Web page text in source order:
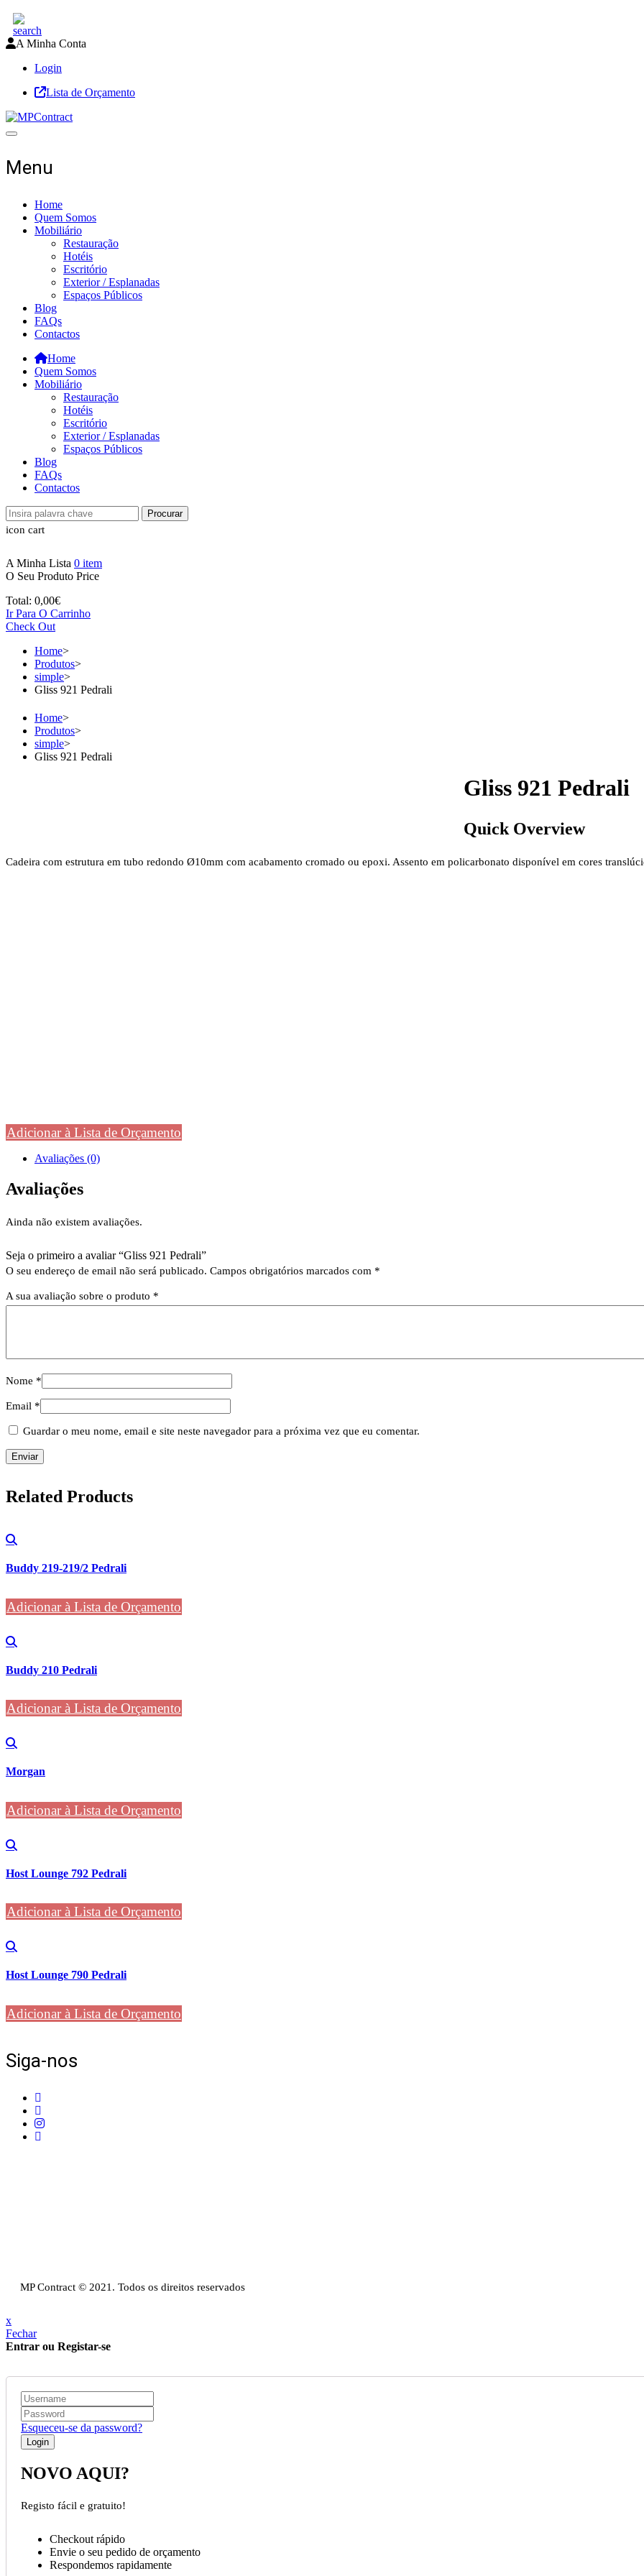
A Minha Conta
Login
Lista de Orçamento
Toggle navigation
Menu
Home
Quem Somos
Mobiliário
Restauração
Hotéis
Escritório
Exterior / Esplanadas
Espaços Públicos
Blog
FAQs
Contactos
Home
Quem Somos
Mobiliário
Restauração
Hotéis
Escritório
Exterior / Esplanadas
Espaços Públicos
Blog
FAQs
Contactos
Procurar
icon cart
A Minha Lista 0 item
O Seu Produto Price
Total: 0,00€
Ir Para O Carrinho
Check Out
Home>
Produtos>
simple>
Gliss 921 Pedrali
Home>
Produtos>
simple>
Gliss 921 Pedrali
Gliss 921 Pedrali
Quick Overview
Cadeira com estrutura em tubo redondo Ø10mm com acabamento cromado ou epoxi. Assento em policarbonato disponível em cores
Adicionar à Lista de Orçamento
Avaliações (0)
Avaliações
Ainda não existem avaliações.
Seja o primeiro a avaliar “Gliss 921 Pedrali”
O seu endereço de email não será publicado. Campos obrigatórios marcados com *
A sua avaliação sobre o produto *
Nome *
Email *
Guardar o meu nome, email e site neste navegador para a próxima vez que eu comentar.
Related Products
Buddy 219-219/2 Pedrali
Adicionar à Lista de Orçamento
Buddy 210 Pedrali
Adicionar à Lista de Orçamento
Morgan
Adicionar à Lista de Orçamento
Host Lounge 792 Pedrali
Adicionar à Lista de Orçamento
Host Lounge 790 Pedrali
Adicionar à Lista de Orçamento
Siga-nos
MP Contract © 2021. Todos os direitos reservados
x
Fechar
Entrar ou Registar-se
Esqueceu-se da password?
NOVO AQUI?
Registo fácil e gratuito!
Checkout rápido
Envie o seu pedido de orçamento
Respondemos rapidamente